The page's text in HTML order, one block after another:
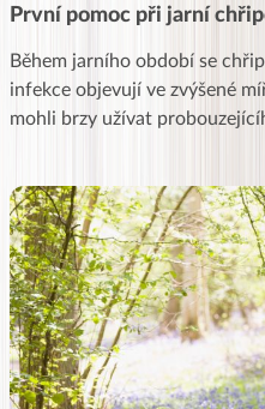
První pomoc při jarní
Během jarního období se
infekce objevují ve zvýšené
mohli brzy užívat